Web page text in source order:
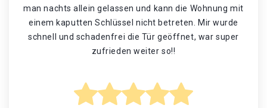
man nachts allein gelassen und kann die Wohnung mit
einem kaputten Schlüssel nicht betreten. Mir wurde
schnell und schadenfrei die Tür geöffnet, war super
zufrieden weiter so!!